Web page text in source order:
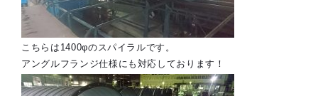
こちらは1400φのスパイラルです。
アングルフランジ仕様にも対応しております！